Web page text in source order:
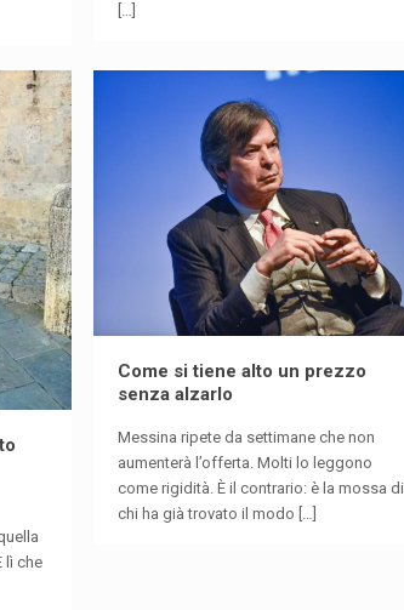
[…]
lì che
Come si tiene alto un prezzo
senza alzarlo
Messina ripete da settimane che non
aumenterà l’offerta. Molti lo leggono
come rigidità. È il contrario: è la mossa di
chi ha già trovato il modo […]